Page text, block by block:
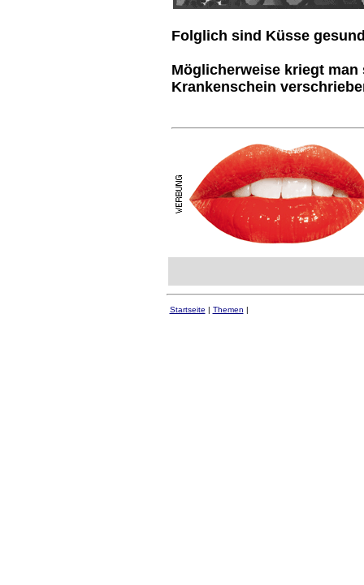
Folglich sind Küsse
Möglicherweise kriegt
Krankenschein
Startseite | Themen |